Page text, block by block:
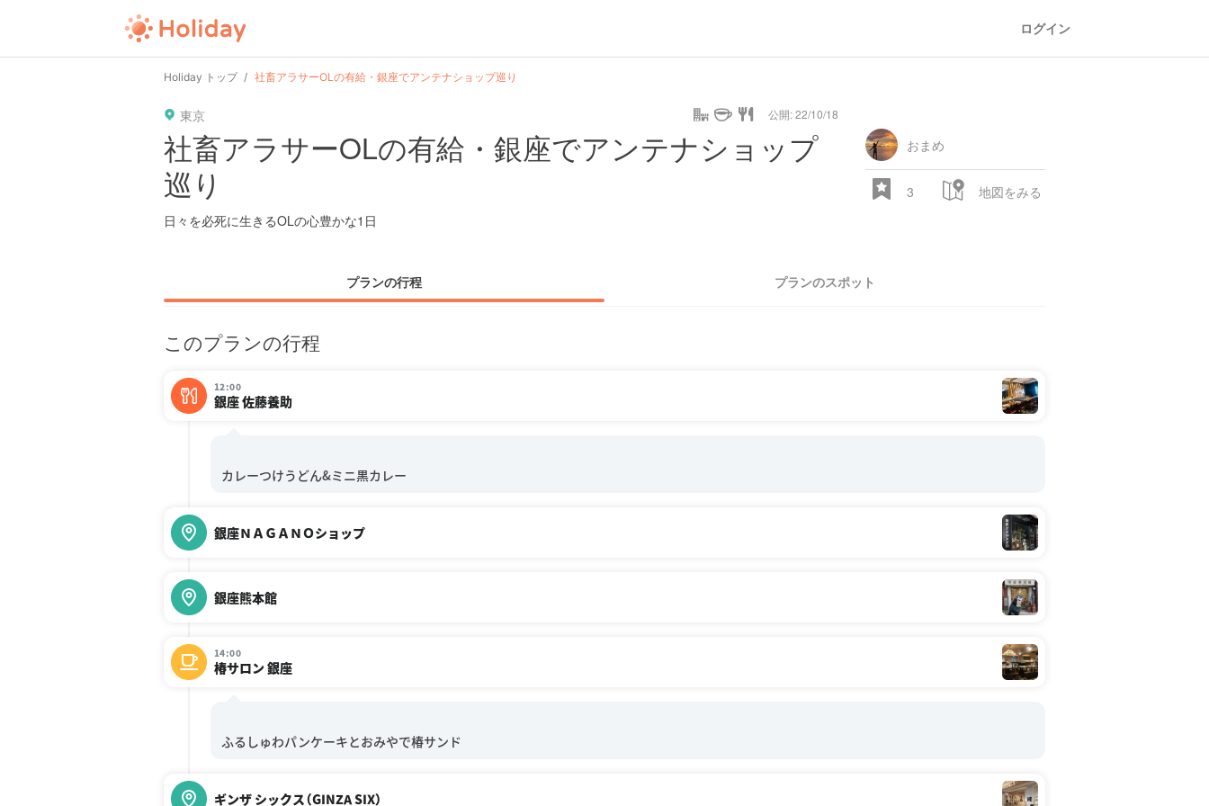
ログイン
Holiday トップ 社畜アラサーOLの有給・銀座でアンテナショップ巡り
東京 公開: 22/10/18
社畜アラサーOLの有給・銀座でアンテナショップ
巡り
日々を必死に生きるOLの心豊かな1日
おまめ
3 地図をみる
プランの行程 プランのスポット
このプランの行程
12:00
銀座 佐藤養助
銀座ＮＡＧＡＮＯショップ
銀座熊本館
14:00
椿サロン 銀座
ギンザ シックス（GINZA SIX）